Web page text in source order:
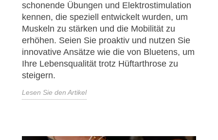
schonende Übungen und Elektrostimulation
kennen, die speziell entwickelt wurden, um
Muskeln zu stärken und die Mobilität zu
erhöhen. Seien Sie proaktiv und nutzen Sie
innovative Ansätze wie die von Bluetens, um
Ihre Lebensqualität trotz Hüftarthrose zu
steigern.
Lesen Sie den Artikel